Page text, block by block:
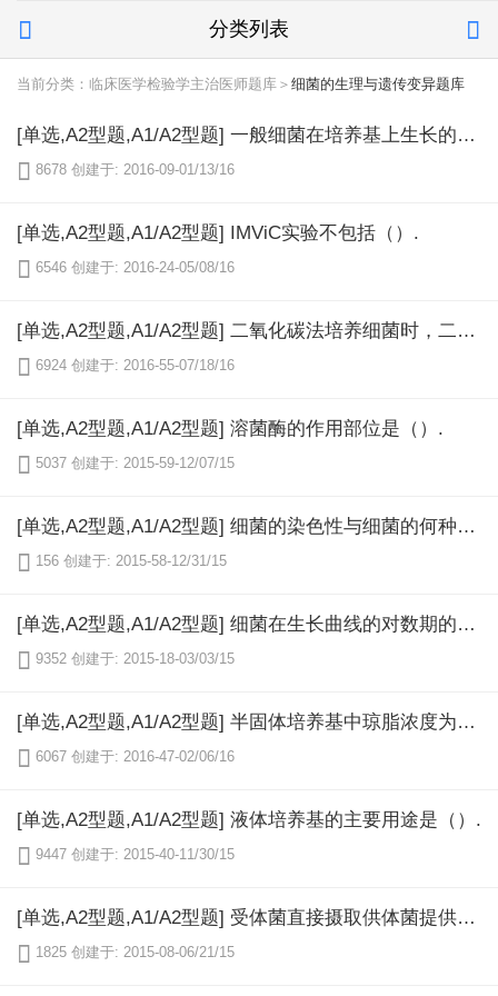
 分类列表 
当前分类：临床医学检验学主治医师题库＞ 细菌的生理与遗传变异题库
[单选,A2型题,A1/A2型题] 一般细菌在培养基上生长的最适pH为（）.
 8678 创建于: 2016-09-01/13/16
[单选,A2型题,A1/A2型题] IMViC实验不包括（）.
 6546 创建于: 2016-24-05/08/16
[单选,A2型题,A1/A2型题] 二氧化碳法培养细菌时，二氧化碳的浓度一般为（）.
 6924 创建于: 2016-55-07/18/16
[单选,A2型题,A1/A2型题] 溶菌酶的作用部位是（）.
 5037 创建于: 2015-59-12/07/15
[单选,A2型题,A1/A2型题] 细菌的染色性与细菌的何种物理性状有关（）.
 156 创建于: 2015-58-12/31/15
[单选,A2型题,A1/A2型题] 细菌在生长曲线的对数期的特点是（）.
 9352 创建于: 2015-18-03/03/15
[单选,A2型题,A1/A2型题] 半固体培养基中琼脂浓度为（）.
 6067 创建于: 2016-47-02/06/16
[单选,A2型题,A1/A2型题] 液体培养基的主要用途是（）.
 9447 创建于: 2015-40-11/30/15
[单选,A2型题,A1/A2型题] 受体菌直接摄取供体菌提供的游离DNA片段整合重组，使受体菌性状发生变异的过程称（）.
 1825 创建于: 2015-08-06/21/15